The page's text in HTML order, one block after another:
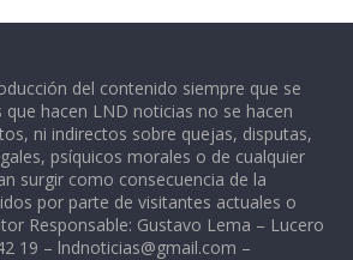
del contenido siempre que se
hacen LND noticias no se hacen
ni indirectos sobre quejas, disputas,
psíquicos morales o de cualquier
surgir como consecuencia de la
por parte de visitantes actuales o
Responsable: Gustavo Lema – Lucero
19 – lndnoticias@gmail.com –